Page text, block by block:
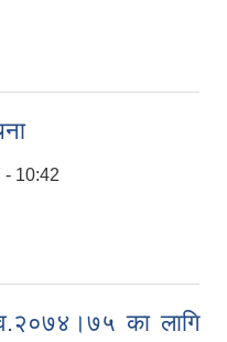
- 10:42
का लागि